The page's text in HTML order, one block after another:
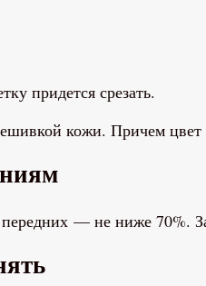
придется срезать.
кожи. Причем
— не ниже 70%.